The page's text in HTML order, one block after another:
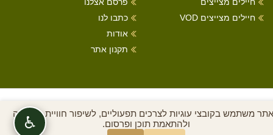
חיילים מצייצים VOD
כתבו לנו
אודות
תקנון אתר
משתמש בקובצי עוגיות לצרכים תפעוליים, לשיפור חוויית הגלישה
ולהתאמת תוכן ופרסום.
♿